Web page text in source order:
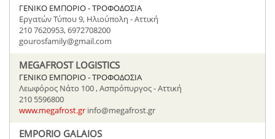
ΓΕΝΙΚΟ ΕΜΠΟΡΙΟ - ΤΡΟΦΟΔΟΣΙΑ
Εργατών Τύπου 9, Ηλιούπολη - Αττική
210 7620953, 6972708200
gourosfamily@gmail.com
MEGAFROST LOGISTICS
ΓΕΝΙΚΟ ΕΜΠΟΡΙΟ - ΤΡΟΦΟΔΟΣΙΑ
Λεωφόρος Νάτο 100 , Ασπρόπυργος - Αττική
210 5596800
www.megafrost.gr info@megafrost.gr
EMPORIO GALAIOS